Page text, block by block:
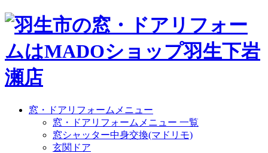
窓・ドアリフォームメニュー
窓・ドアリフォームメニュー 一覧
窓シャッター中身交換(マドリモ)
玄関ドア